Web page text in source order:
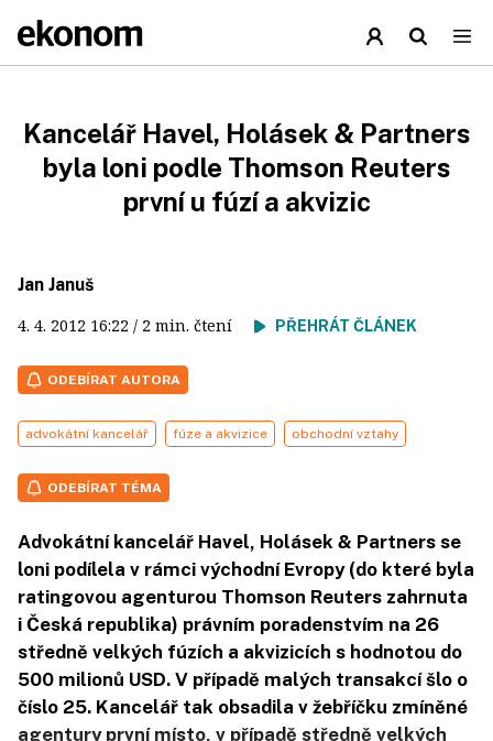
Kancelář Havel, Holásek & Partners
byla loni podle Thomson Reuters
první u fúzí a akvizic
Jan Januš
4. 4. 2012 16:22 / 2 min. čtení PŘEHRÁT ČLÁNEK
ODEBÍRAT AUTORA
advokátní kancelář fúze a akvizice obchodní vztahy
ODEBÍRAT TÉMA
Advokátní kancelář Havel, Holásek & Partners se
loni podílela v rámci východní Evropy (do které byla
ratingovou agenturou Thomson Reuters zahrnuta
i Česká republika) právním poradenstvím na 26
středně velkých fúzích a akvizicích s hodnotou do
500 milionů USD. V případě malých transakcí šlo o
číslo 25. Kancelář tak obsadila v žebříčku zmíněné
agentury první místo, v případě středně velkých